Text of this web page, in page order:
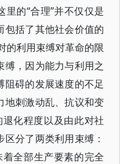
的“合理”并不仅仅是
包括了其他社会价值的
的利用束缚对革命的限
，因为能力与利用之
阻碍的发展速度的不足
地刺激动乱、抗议和变
化程度以及由此对社
分了两类利用束缚：
着全部生产要素的完全